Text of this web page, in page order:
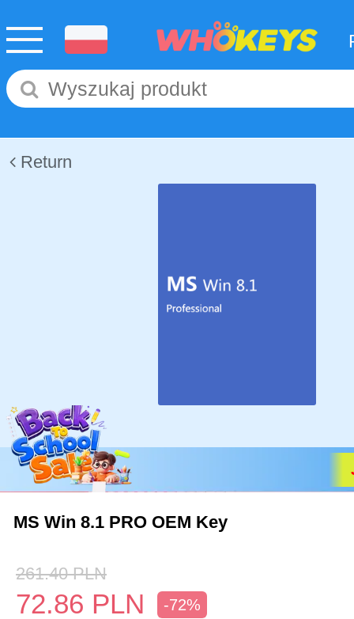
Return
MS Win 8.1 PRO OEM Key
261.40 PLN
72.86 PLN -72%